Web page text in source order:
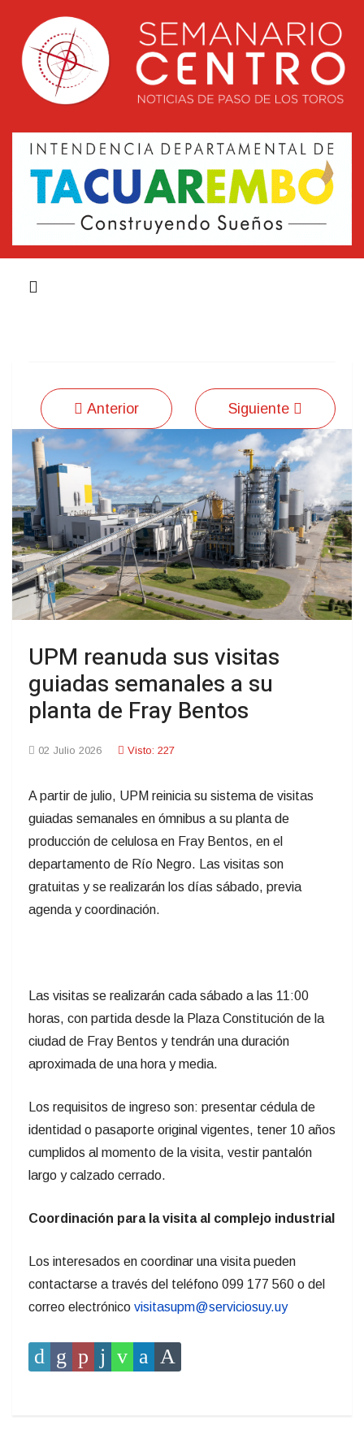
Anterior Siguiente
UPM reanuda sus visitas
guiadas semanales a su
planta de Fray Bentos
02 Julio 2026 Visto: 227
A partir de julio, UPM reinicia su sistema de visitas
guiadas semanales en ómnibus a su planta de
producción de celulosa en Fray Bentos, en el
departamento de Río Negro. Las visitas son
gratuitas y se realizarán los días sábado, previa
agenda y coordinación.
Las visitas se realizarán cada sábado a las 11:00
horas, con partida desde la Plaza Constitución de la
ciudad de Fray Bentos y tendrán una duración
aproximada de una hora y media.
Los requisitos de ingreso son: presentar cédula de
identidad o pasaporte original vigentes, tener 10 años
cumplidos al momento de la visita, vestir pantalón
largo y calzado cerrado.
Coordinación para la visita al complejo industrial
Los interesados en coordinar una visita pueden
contactarse a través del teléfono 099 177 560 o del
correo electrónico visitasupm@serviciosuy.uy